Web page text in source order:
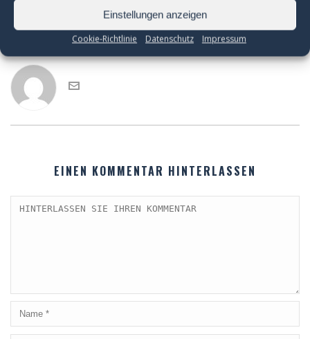
Einstellungen anzeigen
Cookie-Richtlinie Datenschutz Impressum
seidler55
EINEN KOMMENTAR HINTERLASSEN